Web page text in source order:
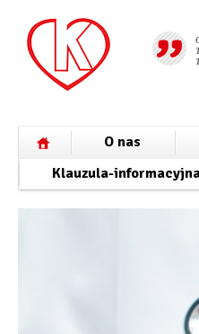
O nas
Klauzula-